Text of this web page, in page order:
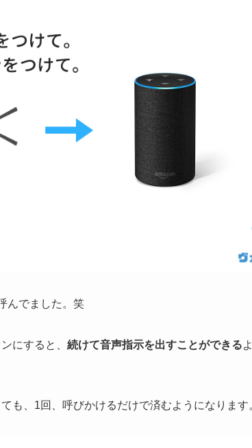
んでました。笑
にすると、 続けて音声指示を出すことができる
も、1回、呼びかけるだけで済むようになります